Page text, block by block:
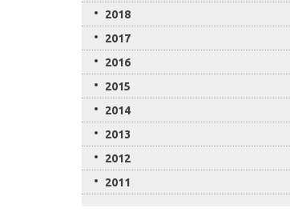
2018
2017
2016
2015
2014
2013
2012
2011